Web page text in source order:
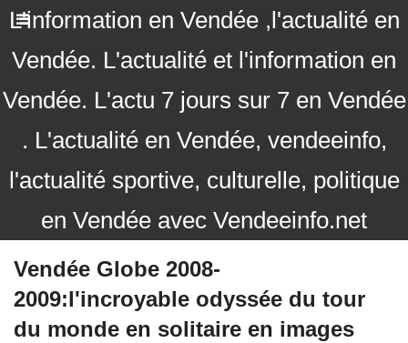
L'information en Vendée ,l'actualité en
Vendée. L'actualité et l'information en
Vendée. L'actu 7 jours sur 7 en Vendée
. L'actualité en Vendée, vendeeinfo,
l'actualité sportive, culturelle, politique
en Vendée avec Vendeeinfo.net
Vendée Globe 2008-
2009:l'incroyable odyssée du tour
du monde en solitaire en images